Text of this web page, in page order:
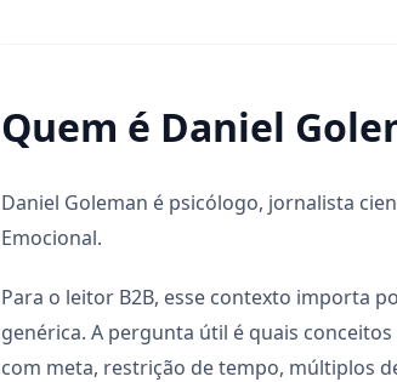
Quem é Daniel
Daniel Goleman é psicólogo, jornalista
Emocional.
Para o leitor B2B, esse contexto importa
genérica. A pergunta útil é quais
com meta, restrição de tempo, múltiplos